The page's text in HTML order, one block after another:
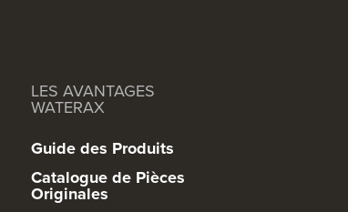
LES AVANTAGES
WATERAX
Guide des Produits
Catalogue de Pièces
Originales